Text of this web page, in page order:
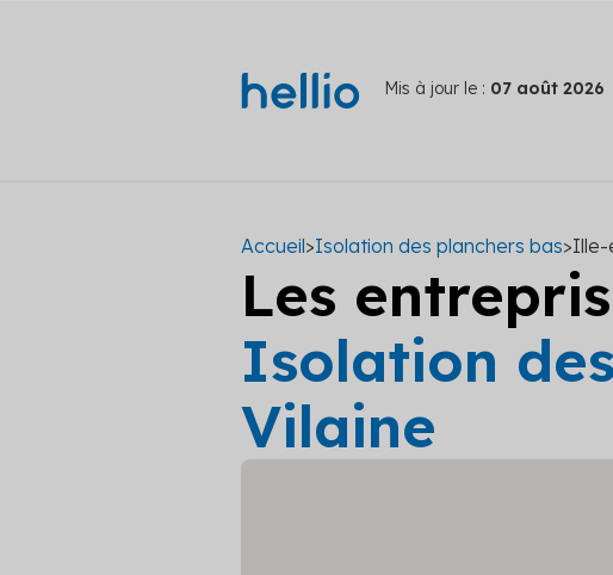
Mis à jour le : 07 août 2026
Accueil>Isolation des planchers bas>Ille-
Les
Isolation
Vilaine